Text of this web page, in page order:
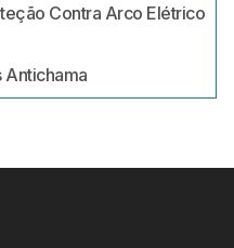
Contra Arco Elétrico
Antichama